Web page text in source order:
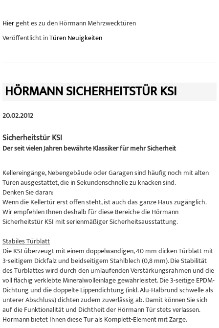
Hiergeht es zu den Hörmann Mehrzwecktüren
Veröffentlicht inTüren Neuigkeiten
HÖRMANN SICHERHEITSTÜR KSI
20.02.2012
Sicherheitstür KSI
Der seit vielen Jahren bewährte Klassiker für mehr Sicherheit
Kellereingänge, Nebengebäude oder Garagen sind häufig noch mit alten
Türen ausgestattet, die in Sekundenschnelle zu knacken sind.
Denken Sie daran:
Wenn die Kellertür erst offen steht, ist auch das ganze Haus zugänglich.
Wir empfehlen Ihnen deshalb für diese Bereiche die Hörmann
Sicherheitstür KSI mit serienmäßiger Sicherheitsausstattung.
Stabiles Türblatt
Die KSI überzeugt mit einem doppelwandigen, 40 mm dicken Türblatt mit
3-seitigem Dickfalz und beidseitigem Stahlblech (0,8 mm). Die Stabilität
des Türblattes wird durch den umlaufenden Verstärkungsrahmen und die
voll flächig verklebte Mineralwolleinlage gewährleistet. Die 3-seitige EPDM-
Dichtung und die doppelte Lippendichtung (inkl. Alu-Halbrund schwelle als
unterer Abschluss) dichten zudem zuverlässig ab. Damit können Sie sich
auf die Funktionalität und Dichtheit der Hörmann Tür stets verlassen.
Hörmann bietet Ihnen diese Tür als Komplett-Element mit Zarge.